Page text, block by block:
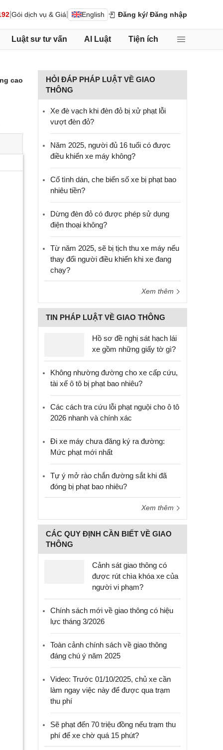
Gói dịch vụ & Giá English Đăng ký/ Đăng nhập
Luật sư tư vấn AI Luật Tiện ích
cao
HỎI ĐÁP PHÁP LUẬT VỀ GIAO
THÔNG
Xe đè vạch khi đèn đỏ bị xử phạt lỗi
vượt đèn đỏ?
Năm 2025, người đủ 16 tuổi có được
điều khiển xe máy không?
Cố tình dán, che biển số xe bị phạt bao
nhiêu tiền?
Dừng đèn đỏ có được phép sử dụng
điện thoại không?
Từ năm 2025, sẽ bị tịch thu xe máy nếu
thay đổi người điều khiển khi xe đang
chạy?
Xem thêm
TIN PHÁP LUẬT VỀ GIAO THÔNG
Hồ sơ đề nghị sát hạch lái
xe gồm những giấy tờ gì?
Không nhường đường cho xe cấp cứu,
tài xế ô tô bị phạt bao nhiêu?
Các cách tra cứu lỗi phạt nguội cho ô tô
2026 nhanh và chính xác
Đi xe máy chưa đăng ký ra đường:
Mức phạt mới nhất
Tự ý mở rào chắn đường sắt khi đã
đóng bị phạt bao nhiêu?
Xem thêm
CÁC QUY ĐỊNH CẦN BIẾT VỀ GIAO
THÔNG
Cảnh sát giao thông có
được rút chìa khóa xe của
người vi phạm?
Chính sách mới về giao thông có hiệu
lực tháng 3/2026
Toàn cảnh chính sách về giao thông
đáng chú ý năm 2025
Video: Trước 01/10/2025, chủ xe cần
làm ngay việc này để được qua trạm
thu phí
Sẽ phạt đến 70 triệu đồng nếu trạm thu
phí để xe chờ quá 15 phút?